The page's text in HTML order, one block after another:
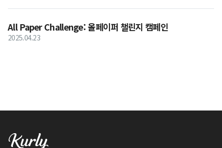
All Paper Challenge: 올페이퍼 챌린지 캠페인
2025.04.23